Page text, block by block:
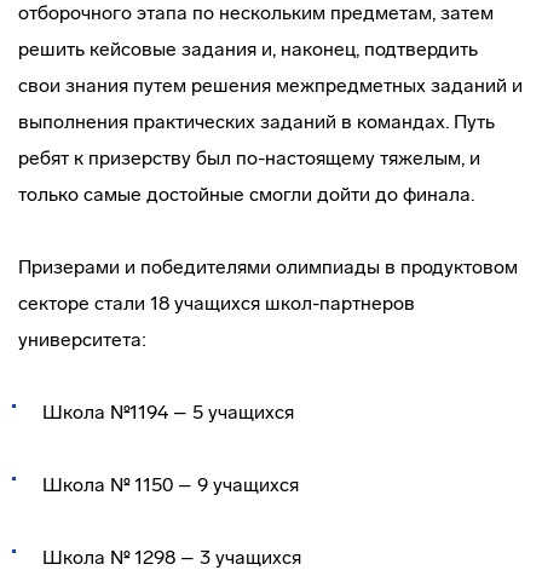
отборочного этапа по нескольким предметам, затем
решить кейсовые задания и, наконец, подтвердить
свои знания путем решения межпредметных заданий и
выполнения практических заданий в командах. Путь
ребят к призерству был по-настоящему тяжелым, и
только самые достойные смогли дойти до финала.
Призерами и победителями олимпиады в продуктовом
секторе стали 18 учащихся школ-партнеров
университета:
Школа №1194 – 5 учащихся
Школа № 1150 – 9 учащихся
Школа № 1298 – 3 учащихся